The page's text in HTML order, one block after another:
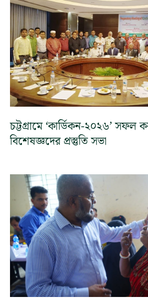
চট্টগ্রামে ‘কার্ডিকন-২০২৬’
বিশেষজ্ঞদের প্রস্তুতি সভা